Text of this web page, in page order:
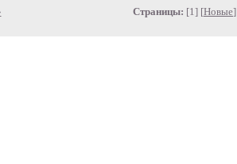
Страницы: [1] [Новые]